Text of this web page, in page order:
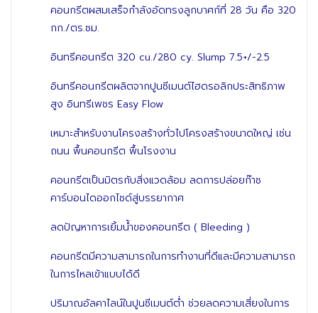
คอนกรีตผสมเสร็จกำลังอัดทรงลูกบาศก์ที่ 28 วัน คือ 320
กก./ตร.ซม.
อินทรีคอนกรีต 320 cu./280 cy. Slump 7.5+/-2.5
อินทรีคอนกรีตผลิตจากปูนซีเมนต์ไฮดรอลิกประสิทธิภาพ
สูง อินทรีเพชร Easy Flow
เหมาะสำหรับงานโครงสร้างทั่วไปโครงสร้างขนาดใหญ่ เช่น
ถนน พื้นคอนกรีต พื้นโรงงาน
คอนกรีตเป็นมิตรกับสิ่งแวดล้อม ลดการปล่อยก๊าซ
คาร์บอนไดออกไซด์สู่บรรยากาศ
ลดปัญหาการเยิ้มน้ำของคอนกรีต ( Bleeding )
คอนกรีตมีความสามารถในการทำงานที่ดีและมีความสามารถ
ในการไหลเข้าแบบได้ดี
ปริมาณอัลคาไลน์ในปูนซีเมนต์ต่ำ ช่วยลดความเสี่ยงในการ